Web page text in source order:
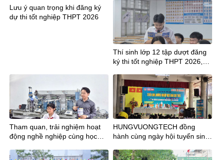
ngày
Lưu ý quan trọng khi đăng ký
dự thi tốt nghiệp THPT 2026
Thí sinh lớp 12 tập dượt đăng
ký thi tốt nghiệp THPT 2026,
Tham quan, trải nghiệm hoạt
động nghề nghiệp cùng học
Lưu tại Trường TCN
HUNGVUONGTECH đồng
hành cùng ngày hội tuyển sinh